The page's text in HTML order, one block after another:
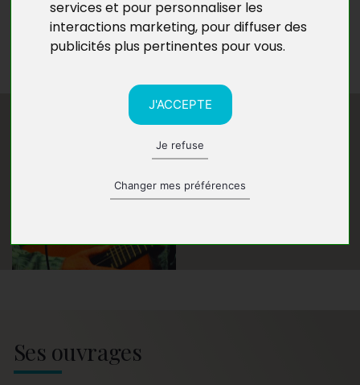
services et pour personnaliser les
interactions marketing, pour diffuser des
publicités plus pertinentes pour vous.
J'ACCEPTE
Je refuse
Changer mes préférences
chansons, sa vraie passion. Malchanceux du show-
business, à présent retraité, il lui reste l’ardent désir de
communiquer aux autres cette passion par le présent
Ses ouvrages